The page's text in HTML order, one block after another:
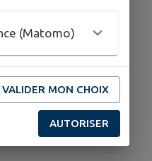
sous-Salève
(Matomo)
VALIDER MON CHOIX
AUTORISER